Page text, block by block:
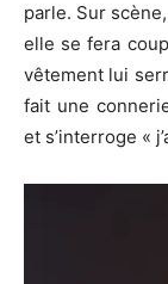
parle. Sur
elle se fera
vêtement lui
fait une
et s’interroge «